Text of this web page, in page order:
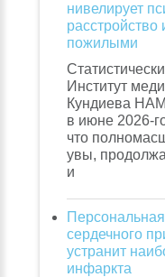
нивелирует
расстройство
пожилыми
Институт
Кундиева
в июне 2026-
что
увы,
и
сердечного
устранит
инфаркта